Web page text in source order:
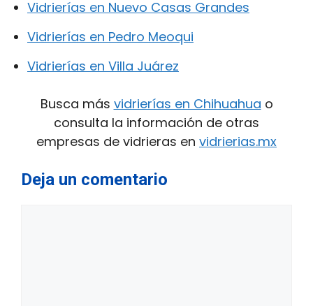
Vidrierías en Nuevo Casas Grandes
Vidrierías en Pedro Meoqui
Vidrierías en Villa Juárez
Busca más vidrierías en Chihuahua o
consulta la información de otras
empresas de vidrieras en vidrierias.mx
Deja un comentario